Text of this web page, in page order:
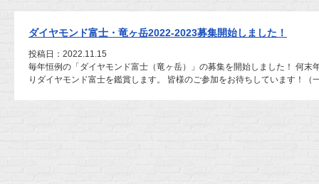
ダイヤモンド富士・竜ヶ岳2022-2023募集開始しました！
投稿日：2022.11.15
毎年恒例の「ダイヤモンド富士（竜ヶ岳）」の募集を開始しました！ 何
りダイヤモンド富士を鑑賞します。 皆様のご参加をお待ちしています！